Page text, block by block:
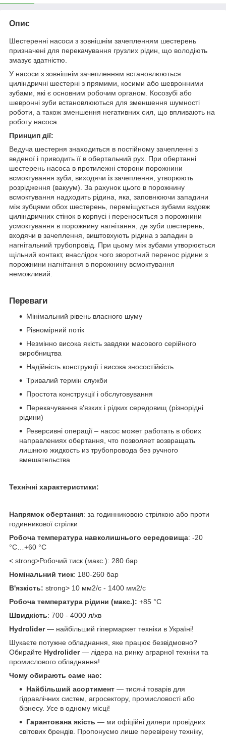
Опис
Шестеренні насоси з зовнішнім зачепленням шестерень
призначені для перекачування грузлих рідин, що володіють
змазує здатністю.
У насоси з зовнішнім зачепленням встановлюються
циліндричні шестерні з прямими, косими або шевронними
зубами, які є основним робочим органом. Косозубі або
шевронні зуби встановлюються для зменшення шумності
роботи, а також зменшення негативних сил, що впливають на
роботу насоса.
Принцип дії:
Ведуча шестерня знаходиться в постійному зачепленні з
веденої і приводить її в обертальний рух. При обертанні
шестерень насоса в протилежні сторони порожнини
всмоктування зуби, виходячи із зачеплення, утворюють
розрідження (вакуум). За рахунок цього в порожнину
всмоктування надходить рідина, яка, заповнюючи западини
між зубцями обох шестерень, переміщується зубами вздовж
циліндричних стінок в корпусі і переноситься з порожнини
усмоктування в порожнину нагнітання, де зуби шестерень,
входячи в зачеплення, виштовхують рідина з западин в
нагнітальний трубопровід. При цьому між зубами утворюється
щільний контакт, внаслідок чого зворотний перенос рідини з
порожнини нагнітання в порожнину всмоктування
неможливий.
Переваги
Мінімальний рівень власного шуму
Рівномірний потік
Незмінно висока якість завдяки масового серійного
виробництва
Надійність конструкції і висока зносостійкість
Тривалий термін служби
Простота конструкції і обслуговування
Перекачування в'язких і рідких середовищ (різнорідні
рідини)
Реверсивні операції – насос может работать в обоих
направлениях обертання, что позволяет возвращать
лишнюю жидкость из трубопровода без ручного
вмешательства
Технічні характеристики:
Напрямок обертання: за годинниковою стрілкою або проти
годинникової стрілки
Робоча температура навколишнього середовища: -20
°C…+60 °C
< strong>Робочий тиск (макс.): 280 бар
Номінальний тиск: 180-260 бар
В'язкість: strong> 10 мм2/с - 1400 мм2/с
Робоча температура рідини (макс.): +85 °C
Швидкість: 700 - 4000 л/хв
Hydrolider— найбільший гіпермаркет техніки в Україні!
Шукаєте потужне обладнання, яке працює безвідмовно?
Обирайте Hydrolider— лідера на ринку аграрної техніки та
промислового обладнання!
Чому обирають саме нас:
Найбільший асортимент — тисячі товарів для
гідравлічних систем, агросектору, промисловості або
бізнесу. Усе в одному місці!
Гарантована якість — ми офіційні дилери провідних
світових брендів. Пропонуємо лише перевірену техніку,